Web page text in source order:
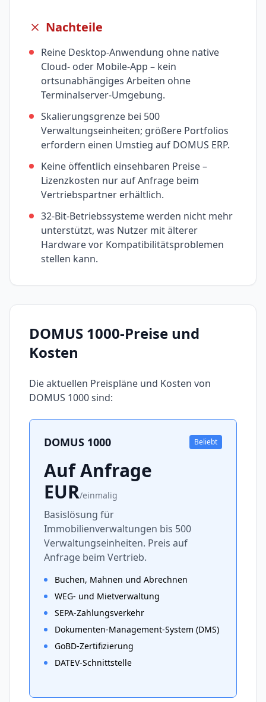
Nachteile
Reine Desktop-Anwendung ohne native
Cloud- oder Mobile-App – kein
ortsunabhängiges Arbeiten ohne
Terminalserver-Umgebung.
Skalierungsgrenze bei 500
Verwaltungseinheiten; größere Portfolios
erfordern einen Umstieg auf DOMUS ERP.
Keine öffentlich einsehbaren Preise –
Lizenzkosten nur auf Anfrage beim
Vertriebspartner erhältlich.
32-Bit-Betriebssysteme werden nicht mehr
unterstützt, was Nutzer mit älterer
Hardware vor Kompatibilitätsproblemen
stellen kann.
DOMUS 1000-Preise und
Kosten
Die aktuellen Preispläne und Kosten von
DOMUS 1000sind:
DOMUS 1000 Beliebt
Auf Anfrage
EUR/einmalig
Basislösung für
Immobilienverwaltungen bis 500
Verwaltungseinheiten. Preis auf
Anfrage beim Vertrieb.
Buchen, Mahnen und Abrechnen
WEG- und Mietverwaltung
SEPA-Zahlungsverkehr
Dokumenten-Management-System (DMS)
GoBD-Zertifizierung
DATEV-Schnittstelle